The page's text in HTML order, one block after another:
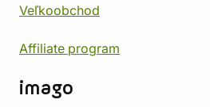
Veľkoobchod
Affiliate program
imago